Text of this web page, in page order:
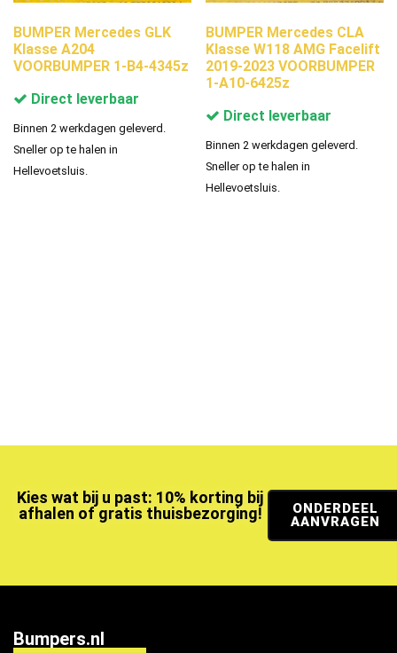
BUMPER Mercedes GLK
Klasse A204
VOORBUMPER 1-B4-4345z
Direct leverbaar
Binnen 2 werkdagen geleverd.
Sneller op te halen in
Hellevoetsluis.
BUMPER Mercedes CLA
Klasse W118 AMG Facelift
2019-2023 VOORBUMPER
1-A10-6425z
Direct leverbaar
Binnen 2 werkdagen geleverd.
Sneller op te halen in
Hellevoetsluis.
Kies wat bij u past: 10% korting bij
afhalen of gratis thuisbezorging!
ONDERDEEL
AANVRAGEN
Bumpers.nl